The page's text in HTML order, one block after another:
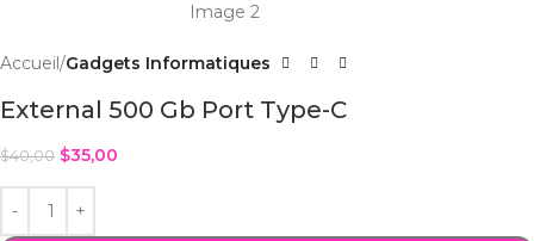
Accueil Gadgets Informatiques
External 500 Gb Port Type-C
$40,00 $35,00